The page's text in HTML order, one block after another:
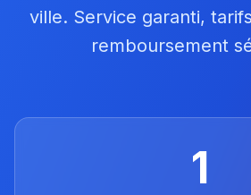
ville. Service garanti,
remboursement
1